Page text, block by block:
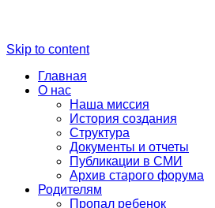
Skip to content
Главная
О нас
Наша миссия
История создания
Структура
Документы и отчеты
Публикации в СМИ
Архив старого форума
Родителям
Пропал ребенок